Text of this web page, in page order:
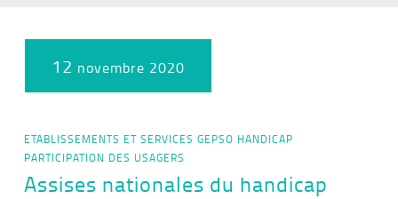
12 novembre 2020
ETABLISSEMENTS ET SERVICES GEPSO HANDICAP
PARTICIPATION DES USAGERS
Assises nationales du handicap